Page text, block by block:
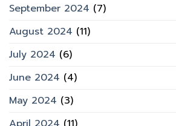
September 2024 (7)
August 2024 (11)
July 2024 (6)
June 2024 (4)
May 2024 (3)